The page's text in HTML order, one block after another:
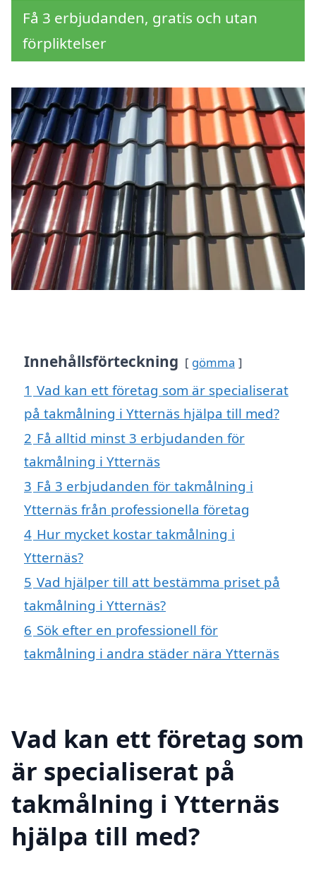
Få 3 erbjudanden, gratis och utan
förpliktelser
Innehållsförteckning gömma
1 Vad kan ett företag som är specialiserat
på takmålning i Ytternäs hjälpa till med?
2 Få alltid minst 3 erbjudanden för
takmålning i Ytternäs
3 Få 3 erbjudanden för takmålning i
Ytternäs från professionella företag
4 Hur mycket kostar takmålning i
Ytternäs?
5 Vad hjälper till att bestämma priset på
takmålning i Ytternäs?
6 Sök efter en professionell för
takmålning i andra städer nära Ytternäs
Vad kan ett företag som
är specialiserat på
takmålning i Ytternäs
hjälpa till med?